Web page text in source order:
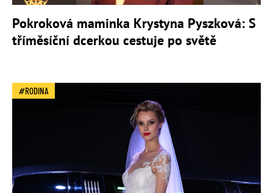
Pokroková maminka Krystyna Pyszková: S
tříměsíční dcerkou cestuje po světě
RODINA